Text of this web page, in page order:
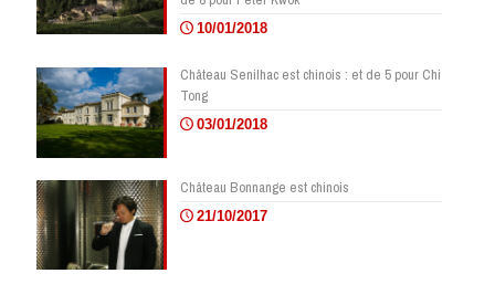
10/01/2018
Château Senilhac est chinois : et de 5 pour Chi
Tong
03/01/2018
Château Bonnange est chinois
21/10/2017